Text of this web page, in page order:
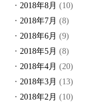
2018年8月 (10)
2018年7月 (8)
2018年6月 (9)
2018年5月 (8)
2018年4月 (20)
2018年3月 (13)
2018年2月 (10)